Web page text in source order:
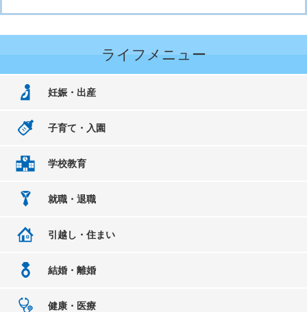
ライフメニュー
妊娠・出産
子育て・入園
学校教育
就職・退職
引越し・住まい
結婚・離婚
健康・医療